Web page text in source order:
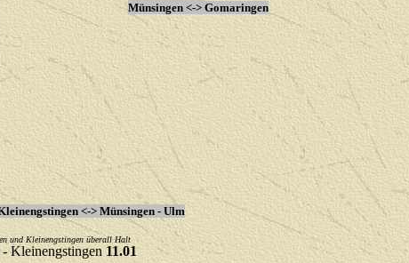
Münsingen <-> Gomaringen
<-> Münsingen - Ulm
und Kleinengstingen überall Halt
- Kleinengstingen 11.01